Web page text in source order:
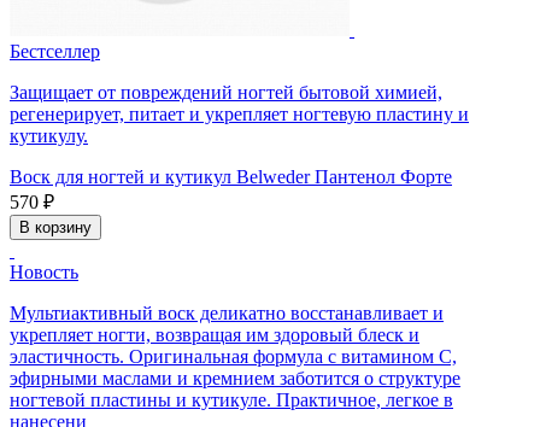
Бестселлер
Защищает от повреждений ногтей бытовой химией,
регенерирует, питает и укрепляет ногтевую пластину и
кутикулу.
Воск для ногтей и кутикул Belweder Пантенол Форте
570 ₽
В корзину
Новость
Мультиактивный воск деликатно восстанавливает и
укрепляет ногти, возвращая им здоровый блеск и
эластичность. Оригинальная формула с витамином C,
эфирными маслами и кремнием заботится о структуре
ногтевой пластины и кутикуле. Практичное, легкое в
нанесени